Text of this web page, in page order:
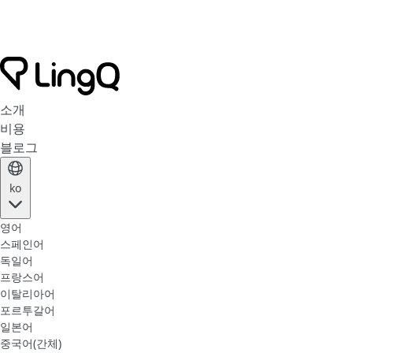
소개
비용
블로그
ko
영어
스페인어
독일어
프랑스어
이탈리아어
포르투갈어
일본어
중국어(간체)